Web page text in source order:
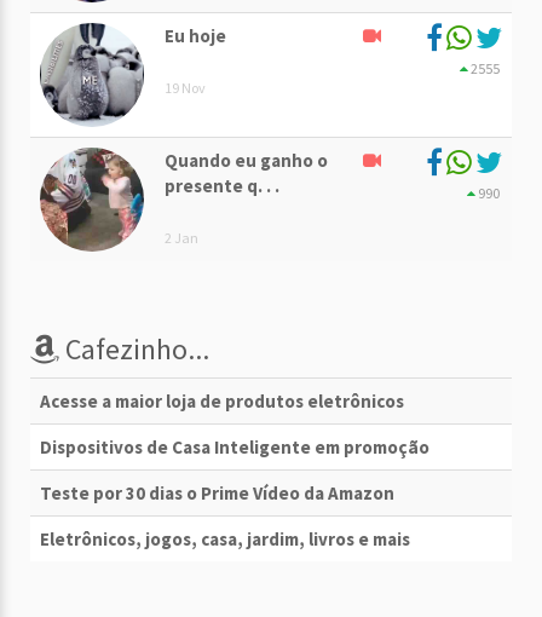
Eu hoje
19 Nov
2555
Quando eu ganho o
presente q. . .
2 Jan
990
Cafezinho...
Acesse a maior loja de produtos eletrônicos
Dispositivos de Casa Inteligente em promoção
Teste por 30 dias o Prime Vídeo da Amazon
Eletrônicos, jogos, casa, jardim, livros e mais